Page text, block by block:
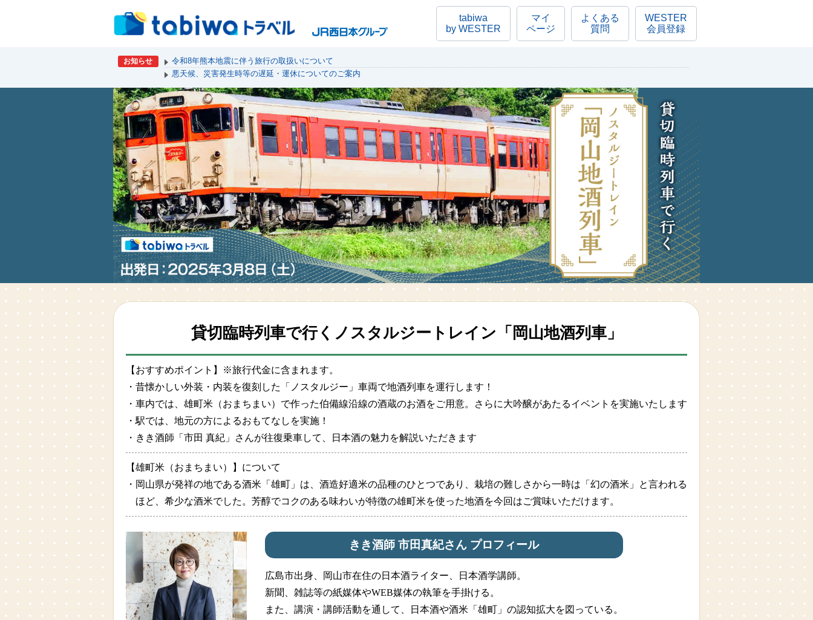
tabiwa
by WESTER
マイ
ページ
よくある
質問
WESTER
会員登録
お知らせ
令和8年熊本地震に伴う旅行の取扱いについて
悪天候、災害発生時等の遅延・運休についてのご案内
貸切臨時列車で行く ノスタルジートレイン「岡山地酒列車」
【おすすめポイント】※旅行代金に含まれます。
・昔懐かしい外装・内装を復刻した「ノスタルジー」車両で地酒列車を運行します！
・車内では、雄町米（おまちまい）で作った伯備線沿線の酒蔵のお酒をご用意。さらに大吟醸があたるイベントを実施いたします
・駅では、地元の方によるおもてなしを実施！
・きき酒師「市田 真紀」さんが往復乗車して、日本酒の魅力を解説いただきます
【雄町米（おまちまい）】について
・岡山県が発祥の地である酒米「雄町」は、酒造好適米の品種のひとつであり、栽培の難しさから一時は「幻の酒米」と言われる
ほど、希少な酒米でした。芳醇でコクのある味わいが特徴の雄町米を使った地酒を今回はご賞味いただけます。
きき酒師 市田真紀さん プロフィール
広島市出身、岡山市在住の日本酒ライター、日本酒学講師。
新聞、雑誌等の紙媒体やWEB媒体の執筆を手掛ける。
また、講演・講師活動を通して、日本酒や酒米「雄町」の認知拡大を図っている。